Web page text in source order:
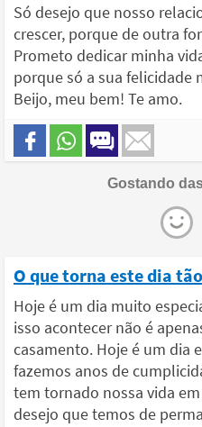
Só desejo que nosso
crescer, porque de outra
Prometo dedicar minha
porque só a sua felicidade
Beijo, meu bem! Te amo.
Gostando
O que torna este dia
Hoje é um dia muito
isso acontecer não é
casamento. Hoje é um dia
fazemos anos de
tem tornado nossa vida
desejo que temos de